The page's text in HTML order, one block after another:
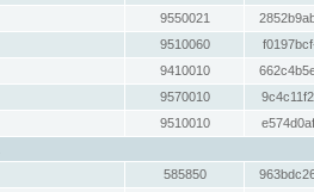
9550021
9510060
9410010
9570010
9510010
585850